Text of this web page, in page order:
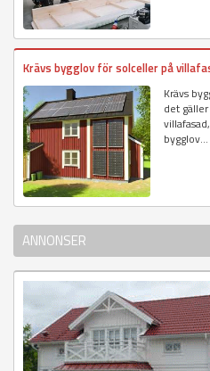
Krävs bygglov för solceller på
Krävs
det
bygglov...
ANNONSER